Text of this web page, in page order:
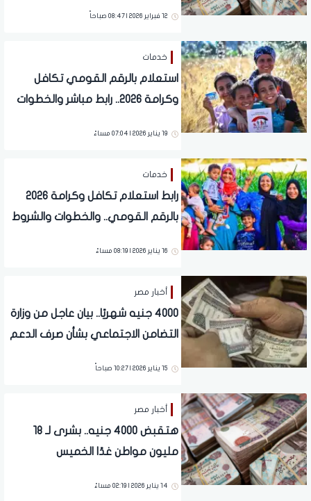
12 فبراير 2026 | 08:47 صباحاً
خدمات
استعلام بالرقم القومي تكافل
وكرامة 2026.. رابط مباشر والخطوات
19 يناير 2026 | 07:04 مساءً
خدمات
رابط استعلام تكافل وكرامة 2026
بالرقم القومي.. والخطوات والشروط
16 يناير 2026 | 08:19 مساءً
أخبار مصر
4000 جنيه شهريًا.. بيان عاجل من وزارة
التضامن الاجتماعي بشأن صرف الدعم
15 يناير 2026 | 10:27 صباحاً
أخبار مصر
هتقبض 4000 جنيه.. بشرى لـ 18
مليون مواطن غدًا الخميس
14 يناير 2026 | 02:19 مساءً